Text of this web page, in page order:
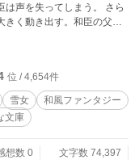
を失ってしまう。 さら
きく動き出す。和臣の父
と妖――本来
ち向かう。 これは、運命
る心が奇跡を起こす、和
位 / 4,654件
雪女
和風ファンタジー
文庫
想数 0 文字数 74,397